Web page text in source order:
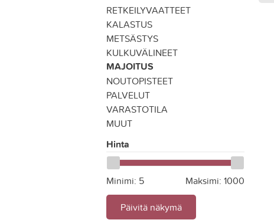
RETKEILYVAATTEET
KALASTUS
METSÄSTYS
KULKUVÄLINEET
MAJOITUS
NOUTOPISTEET
PALVELUT
VARASTOTILA
MUUT
Hinta
Minimi: 5 Maksimi: 1000
Päivitä näkymä